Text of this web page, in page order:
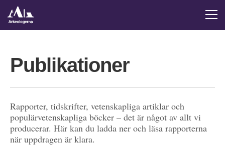
Publikationer
Rapporter, tidskrifter, vetenskapliga artiklar och
populärvetenskapliga böcker – det är något av allt vi
producerar. Här kan du ladda ner och läsa rapporterna
när uppdragen är klara.